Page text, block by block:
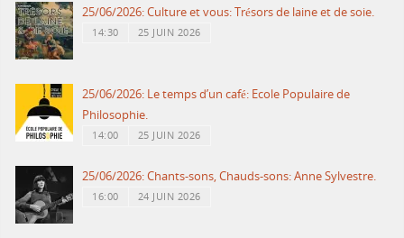
25/06/2026: Culture et vous: Trésors de laine et de soie.
14:30 25 JUIN 2026
25/06/2026: Le temps d’un café: Ecole Populaire de
Philosophie.
14:00 25 JUIN 2026
25/06/2026: Chants-sons, Chauds-sons: Anne Sylvestre.
16:00 24 JUIN 2026